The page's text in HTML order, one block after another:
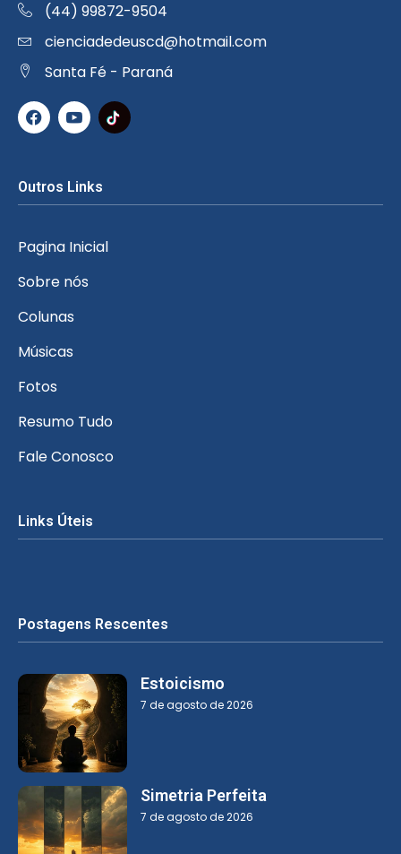
(44) 99872-9504
cienciadedeuscd@hotmail.com
Santa Fé - Paraná
Outros Links
Pagina Inicial
Sobre nós
Colunas
Músicas
Fotos
Resumo Tudo
Fale Conosco
Links Úteis
Postagens Rescentes
Estoicismo
7 de agosto de 2026
Simetria Perfeita
7 de agosto de 2026